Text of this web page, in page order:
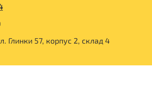
Глинки 57, корпус 2, склад 4